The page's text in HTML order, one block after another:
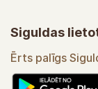
Siguldas
Ērts palīgs